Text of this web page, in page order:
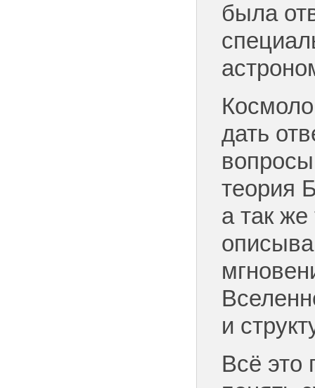
была
дать
теория
а так же
и
Всё это